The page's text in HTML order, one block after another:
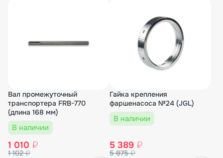
Вал промежуточный
транспортера FRB-770
(длина 168 мм)
В наличии
1 010 ₽
1 102₽
Гайка крепления
фаршенасоса №24 (JGL)
В наличии
5 389 ₽
5 875₽